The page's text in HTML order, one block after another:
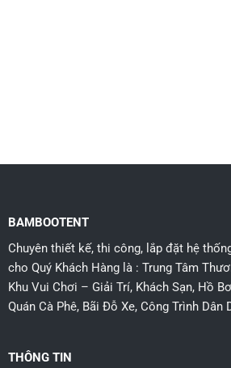
BAMBOOTENT
Chuyên thiết kế, thi công, lắp đặt hệ
cho Quý Khách Hàng là : Trung Tâm
Khu Vui Chơi – Giải Trí, Khách Sạn, Hồ
Quán Cà Phê, Bãi Đỗ Xe, Công Trình Dân
THÔNG TIN